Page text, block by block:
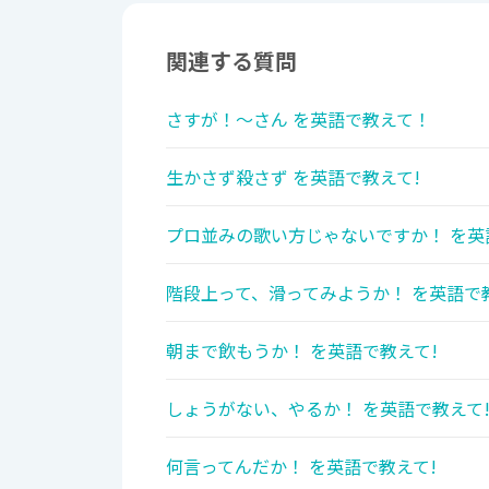
関連する質問
さすが！〜さん を英語で教えて！
生かさず殺さず を英語で教えて!
プロ並みの歌い方じゃないですか！ を
階段上って、滑ってみようか！ を英語で
朝まで飲もうか！ を英語で教えて!
しょうがない、やるか！ を英語で教えて!
何言ってんだか！ を英語で教えて!